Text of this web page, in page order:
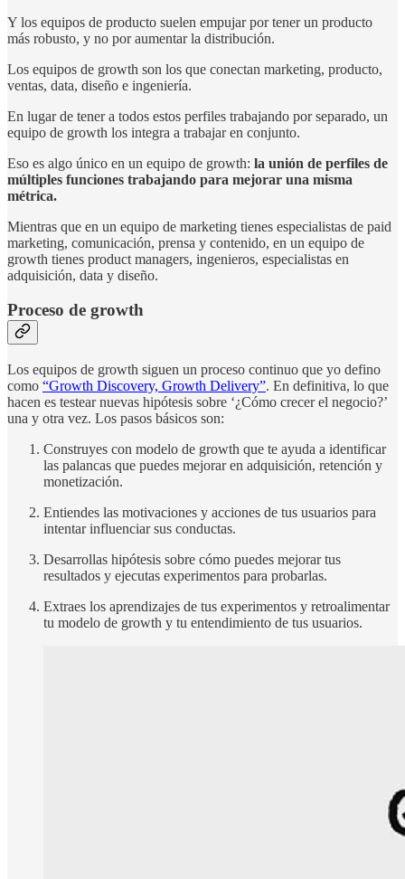
Y los equipos de producto suelen empujar por tener un producto
más robusto, y no por aumentar la distribución.
Los equipos de growth son los que conectan marketing, producto,
ventas, data, diseño e ingeniería.
En lugar de tener a todos estos perfiles trabajando por separado, un
equipo de growth los integra a trabajar en conjunto.
Eso es algo único en un equipo de growth: la unión de perfiles de
múltiples funciones trabajando para mejorar una misma
métrica.
Mientras que en un equipo de marketing tienes especialistas de paid
marketing, comunicación, prensa y contenido, en un equipo de
growth tienes product managers, ingenieros, especialistas en
adquisición, data y diseño.
Proceso de growth
Los equipos de growth siguen un proceso continuo que yo defino
como “Growth Discovery, Growth Delivery”. En definitiva, lo que
hacen es testear nuevas hipótesis sobre ‘¿Cómo crecer el negocio?’
una y otra vez. Los pasos básicos son:
Construyes con modelo de growth que te ayuda a identificar
las palancas que puedes mejorar en adquisición, retención y
monetización.
Entiendes las motivaciones y acciones de tus usuarios para
intentar influenciar sus conductas.
Desarrollas hipótesis sobre cómo puedes mejorar tus
resultados y ejecutas experimentos para probarlas.
Extraes los aprendizajes de tus experimentos y retroalimentar
tu modelo de growth y tu entendimiento de tus usuarios.